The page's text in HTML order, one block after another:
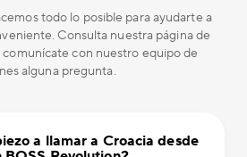
todo lo posible para ayudarte a
Consulta nuestra página de
con nuestro equipo de
alguna pregunta.
a llamar a Croacia desde